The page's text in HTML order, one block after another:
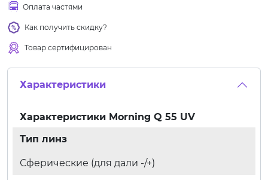
Оплата частями
Как получить скидку?
Товар сертифицирован
Характеристики
Характеристики Morning Q 55 UV
Тип линз
Сферические (для дали -/+)